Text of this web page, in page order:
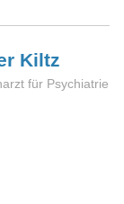
Kiltz
für Psychiatrie